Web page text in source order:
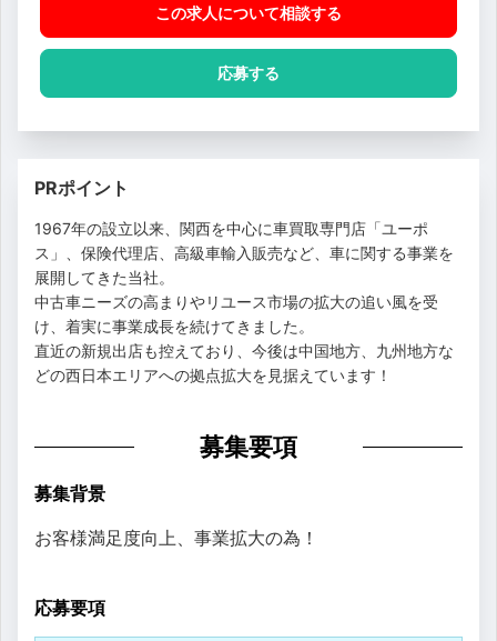
この求人について相談する
応募する
PRポイント
1967年の設立以来、関西を中心に車買取専門店「ユーポ
ス」、保険代理店、高級車輸入販売など、車に関する事業を
展開してきた当社。
中古車ニーズの高まりやリユース市場の拡大の追い風を受
け、着実に事業成長を続けてきました。
直近の新規出店も控えており、今後は中国地方、九州地方な
どの西日本エリアへの拠点拡大を見据えています！
募集要項
募集背景
お客様満足度向上、事業拡大の為！
応募要項